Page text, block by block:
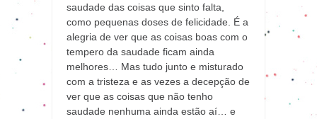
saudade das coisas que sinto falta,
como pequenas doses de felicidade. É a
alegria de ver que as coisas boas com o
tempero da saudade ficam ainda
melhores… Mas tudo junto e misturado
com a tristeza e as vezes a decepção de
ver que as coisas que não tenho
saudade nenhuma ainda estão aí… e